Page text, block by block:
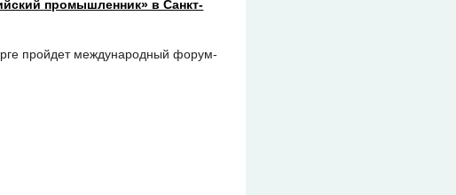
промышленник» в Санкт-
пройдет международный форум-